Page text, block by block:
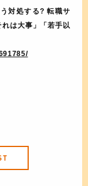
対処する? 転職サ
は大事」「若手以